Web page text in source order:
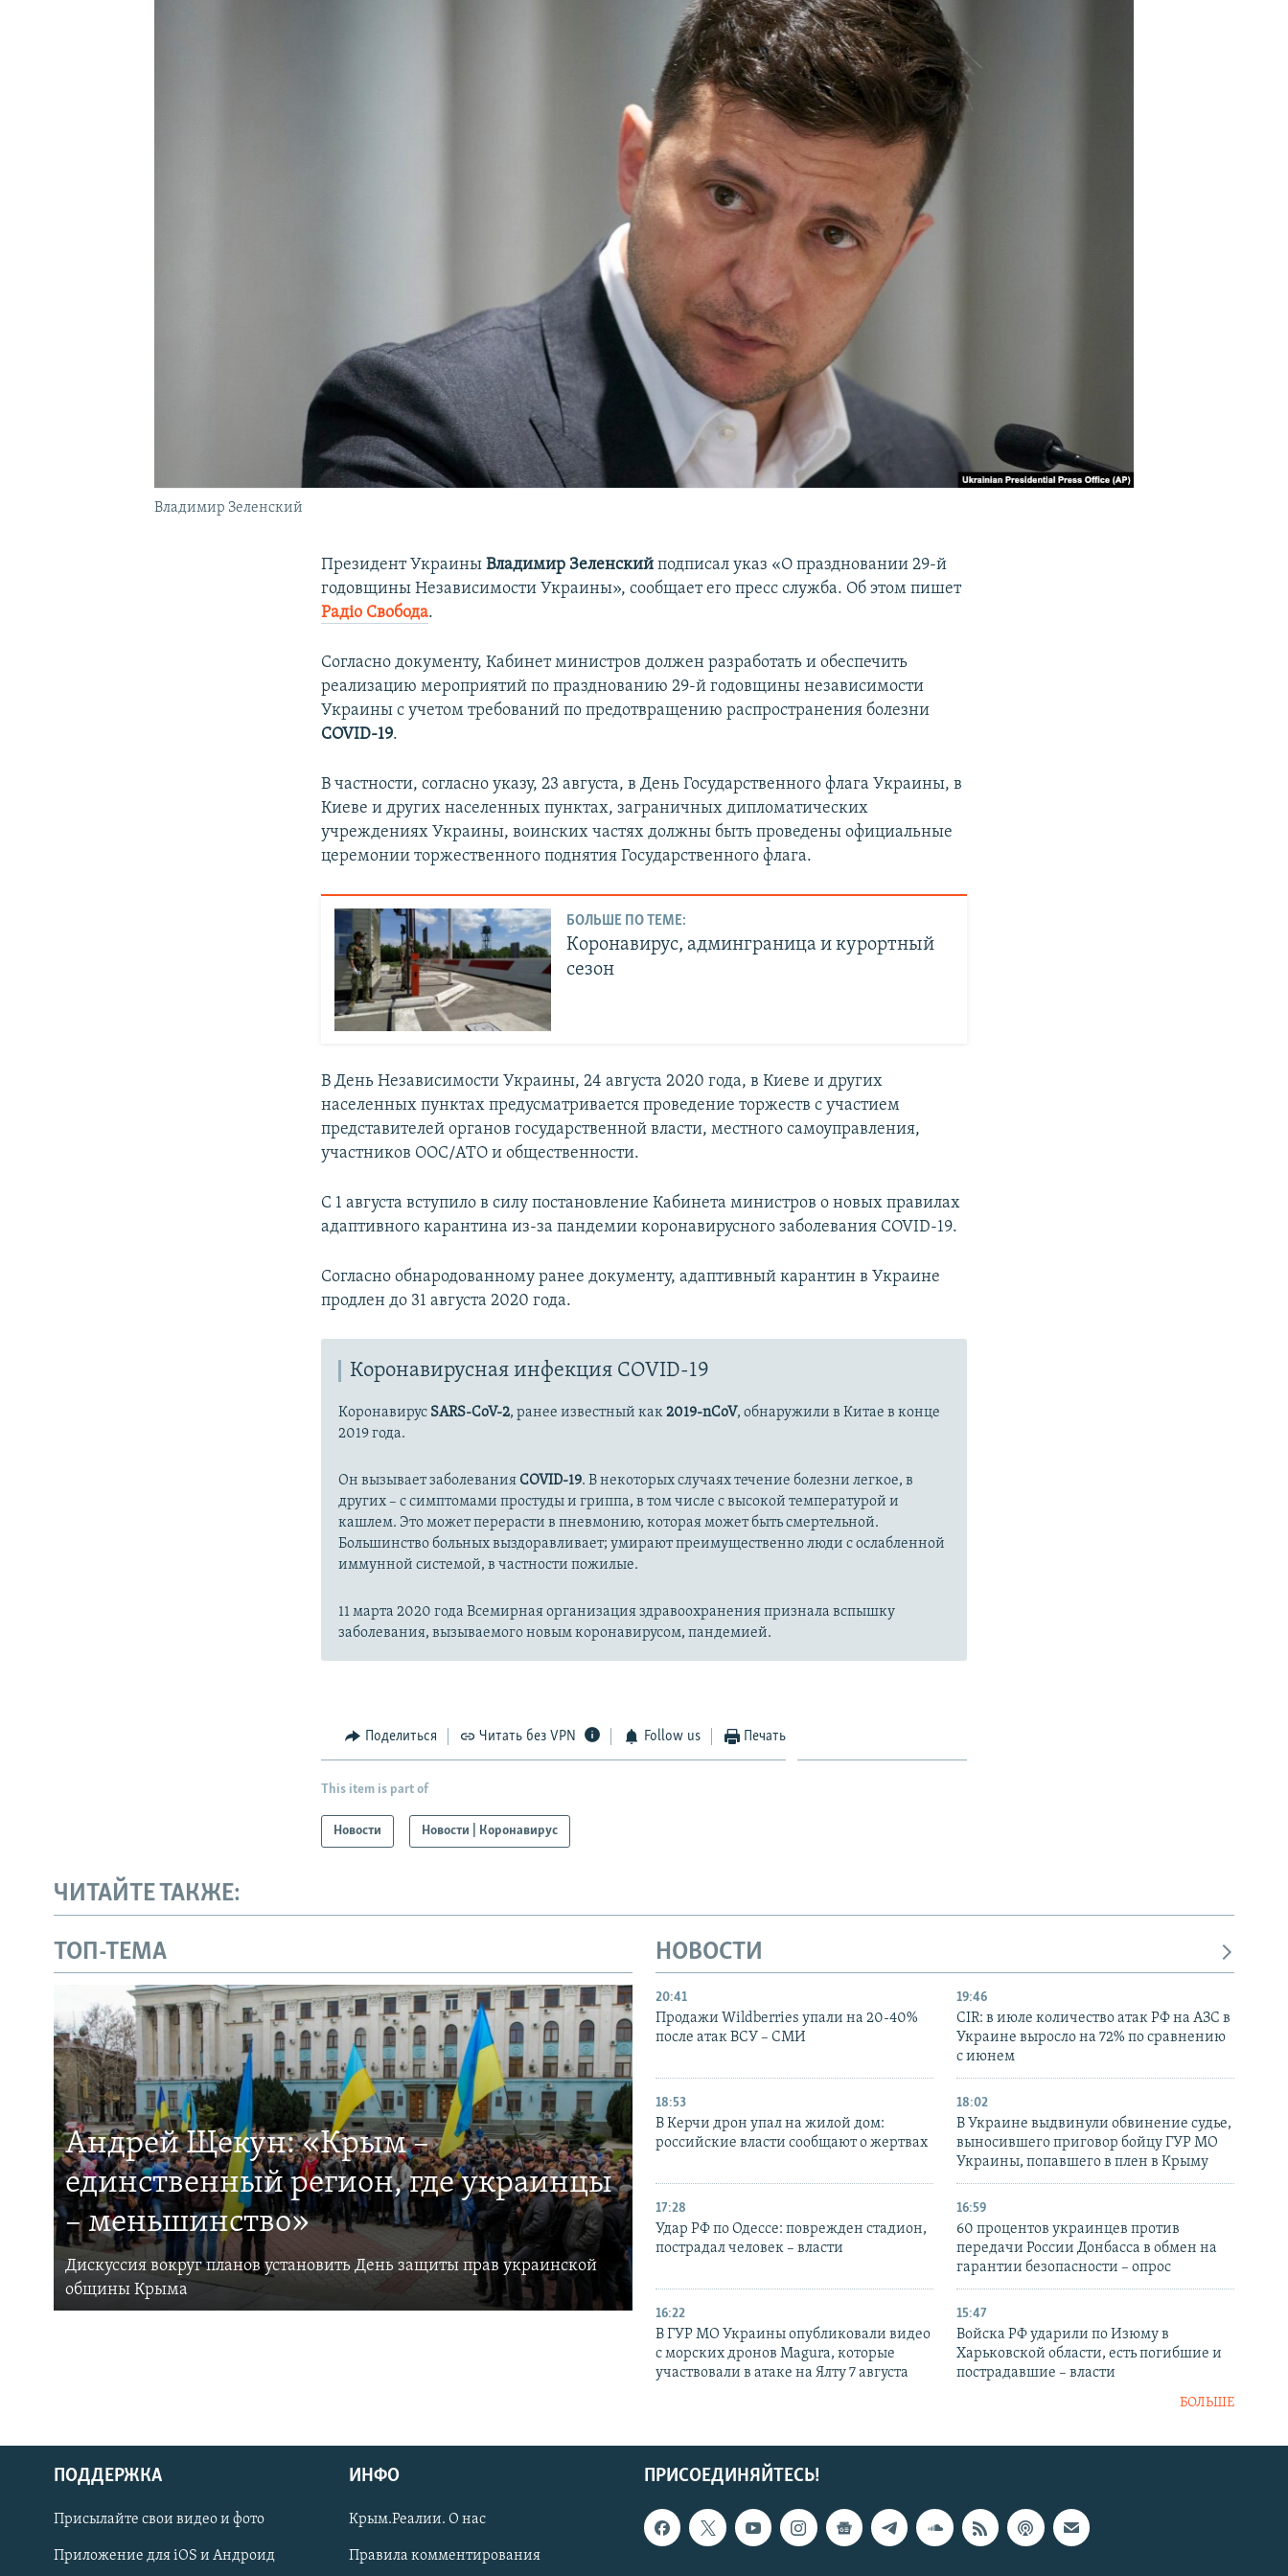
Українською
Qırımtatar
Владимир Зеленский
Президент УкраиныВладимир Зеленский подписал указ «О праздновании 29-й
годовщины Независимости Украины», сообщает его пресс служба. Об этом пишет
Радіо Свобода.
Согласно документу, Кабинет министров должен разработать и обеспечить
реализацию мероприятий по празднованию 29-й годовщины независимости
Украины с учетом требований по предотвращению распространения болезни
COVID-19.
В частности, согласно указу, 23 августа, в День Государственного флага Украины, в
Киеве и других населенных пунктах, заграничных дипломатических
учреждениях Украины, воинских частях должны быть проведены официальные
церемонии торжественного поднятия Государственного флага.
БОЛЬШЕ ПО ТЕМЕ:
Коронавирус, админграница и курортный
сезон
В День Независимости Украины, 24 августа 2020 года, в Киеве и других
населенных пунктах предусматривается проведение торжеств с участием
представителей органов государственной власти, местного самоуправления,
участников ООС/АТО и общественности.
С 1 августа вступило в силу постановление Кабинета министров о новых правилах
адаптивного карантина из-за пандемии коронавирусного заболевания COVID-19.
Согласно обнародованному ранее документу, адаптивный карантин в Украине
продлен до 31 августа 2020 года.
Коронавирусная инфекция COVID-19
Коронавирус SARS-CoV-2, ранее известный как2019-nCoV, обнаружили в Китае в конце
2019 года.
Он вызывает заболеванияCOVID-19. В некоторых случаях течение болезни легкое, в
других – с симптомами простуды и гриппа, в том числе с высокой температурой и
кашлем. Это может перерасти в пневмонию, которая может быть смертельной.
Большинство больных выздоравливает; умирают преимущественно люди с ослабленной
иммунной системой, в частности пожилые.
11 марта 2020 года Всемирная организация здравоохранения признала вспышку
заболевания, вызываемого новым коронавирусом, пандемией.
Поделиться Читать без VPN Follow us Печать
This item is part of
Новости Новости | Коронавирус
ЧИТАЙТЕ ТАКЖЕ:
ТОП-ТЕМА
Андрей Щекун: «Крым –
единственный регион, где украинцы
– меньшинство»
Дискуссия вокруг планов установить День защиты прав украинской
общины Крыма
НОВОСТИ
20:41
Продажи Wildberries упали на 20-40%
после атак ВСУ – СМИ
19:46
CIR: в июле количество атак РФ на АЗС в
Украине выросло на 72% по сравнению
с июнем
18:53
В Керчи дрон упал на жилой дом:
российские власти сообщают о жертвах
18:02
В Украине выдвинули обвинение судье,
выносившего приговор бойцу ГУР МО
Украины, попавшего в плен в Крыму
17:28
Удар РФ по Одессе: поврежден стадион,
пострадал человек – власти
16:59
60 процентов украинцев против
передачи России Донбасса в обмен на
гарантии безопасности – опрос
16:22
В ГУР МО Украины опубликовали видео
с морских дронов Magura, которые
участвовали в атаке на Ялту 7 августа
15:47
Войска РФ ударили по Изюму в
Харьковской области, есть погибшие и
пострадавшие – власти
БОЛЬШЕ
ПРИСОЕДИНЯЙТЕСЬ!
ПОДДЕРЖКА
Присылайте свои видео и фото
Приложение для iOS и Андроид
ИНФО
Крым.Реалии. О нас
Правила комментирования